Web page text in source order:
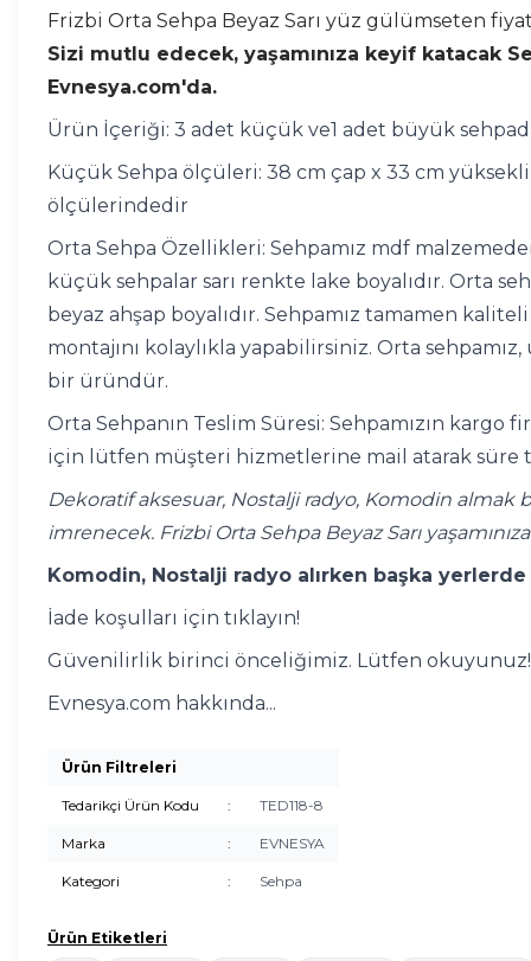
Frizbi Orta Sehpa Beyaz Sarı yüz gülümseten
Sizi mutlu edecek, yaşamınıza keyif katacak
Evnesya.com'da.
Ürün İçeriği: 3 adet küçük ve1 adet büyük
Küçük Sehpa ölçüleri: 38 cm çap x 33 cm
ölçülerindedir
Orta Sehpa Özellikleri: Sehpamız mdf
küçük sehpalar sarı renkte lake boyalıdır. Orta
beyaz ahşap boyalıdır. Sehpamız tamamen
montajını kolaylıkla yapabilirsiniz. Orta
bir üründür.
Orta Sehpanın Teslim Süresi: Sehpamızın
için lütfen müşteri hizmetlerine mail atarak süre
Dekoratif aksesuar, Nostalji radyo, Komodin almak
imrenecek. Frizbi Orta Sehpa Beyaz Sarı
Komodin, Nostalji radyo alırken başka yerlerde
İade koşulları için tıklayın!
Güvenilirlik birinci önceliğimiz. Lütfen okuyunuz!
Evnesya.com hakkında...
Ürün Filtreleri
Tedarikçi Ürün Kodu : TED118-8
Marka : EVNESYA
Kategori : Sehpa
Ürün Etiketleri